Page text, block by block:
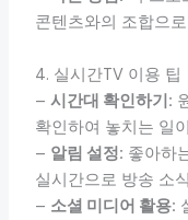
콘텐츠와의 조합으
4. 실시간TV 이용 팁
– 시간대 확인하기:
확인하여 놓치는 일
– 알림 설정: 좋아하
실시간으로 방송 소
– 소셜 미디어 활용: